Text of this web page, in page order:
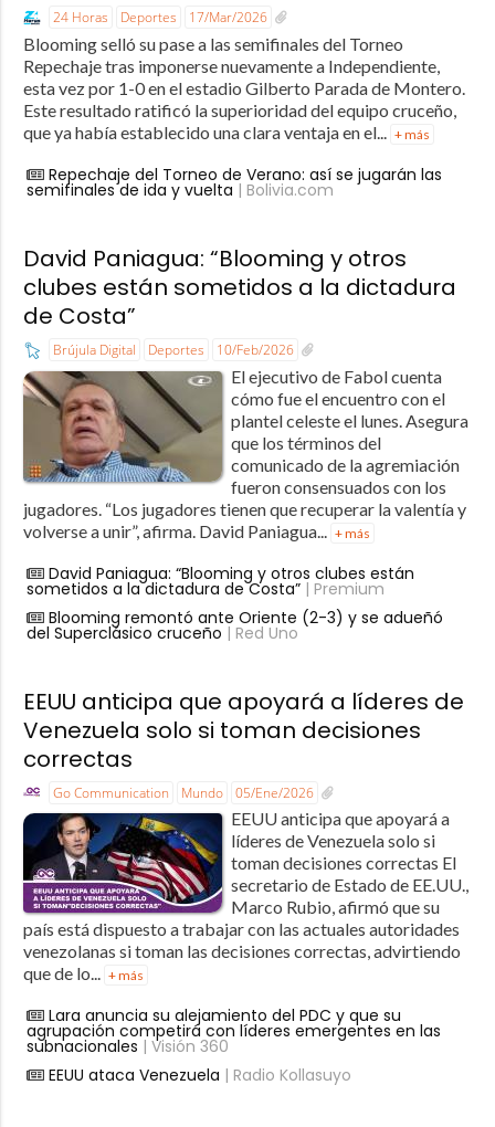
24 Horas Deportes 17/Mar/2026
Blooming selló su pase a las semifinales del Torneo
Repechaje tras imponerse nuevamente a Independiente,
esta vez por 1-0 en el estadio Gilberto Parada de Montero.
Este resultado ratificó la superioridad del equipo cruceño,
que ya había establecido una clara ventaja en el...
+ más
Repechaje del Torneo de Verano: así se jugarán las
semifinales de ida y vuelta | Bolivia.com
David Paniagua: “Blooming y otros
clubes están sometidos a la dictadura
de Costa”
Brújula Digital Deportes 10/Feb/2026
El ejecutivo de Fabol cuenta
cómo fue el encuentro con el
plantel celeste el lunes. Asegura
que los términos del
comunicado de la agremiación
fueron consensuados con los
jugadores. “Los jugadores tienen que recuperar la valentía y
volverse a unir”, afirma. David Paniagua...
+ más
David Paniagua: “Blooming y otros clubes están
sometidos a la dictadura de Costa”| Premium
Blooming remontó ante Oriente (2-3) y se adueñó
del Superclásico cruceño | Red Uno
EEUU anticipa que apoyará a líderes de
Venezuela solo si toman decisiones
correctas
Go Communication Mundo 05/Ene/2026
EEUU anticipa que apoyará a
líderes de Venezuela solo si
toman decisiones correctas El
secretario de Estado de EE.UU.,
Marco Rubio, afirmó que su
país está dispuesto a trabajar con las actuales autoridades
venezolanas si toman las decisiones correctas, advirtiendo
que de lo... + más
Lara anuncia su alejamiento del PDC y que su
agrupación competirá con líderes emergentes en las
subnacionales | Visión 360
EEUU ataca Venezuela | Radio Kollasuyo